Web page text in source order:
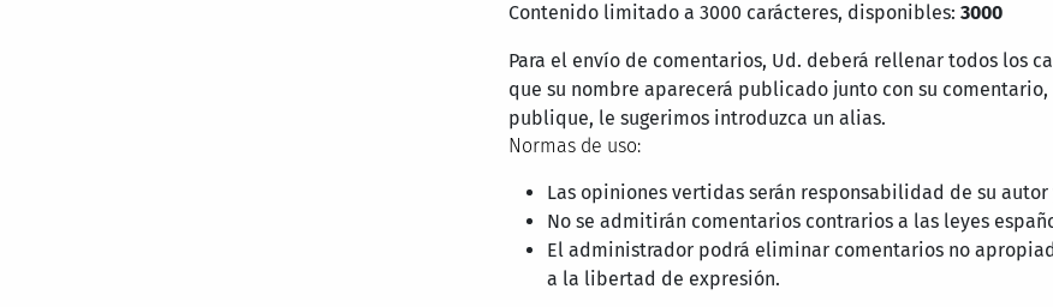
Contenido limitado a 3000 carácteres, disponibles: 3000
Para el envío de comentarios, Ud. deberá rellenar todos los
que su nombre aparecerá publicado junto con su
publique, le sugerimos introduzca un alias.
Normas de uso:
Las opiniones vertidas serán responsabilidad de su
No se admitirán comentarios contrarios a las leyes
El administrador podrá eliminar comentarios no
a la libertad de expresión.